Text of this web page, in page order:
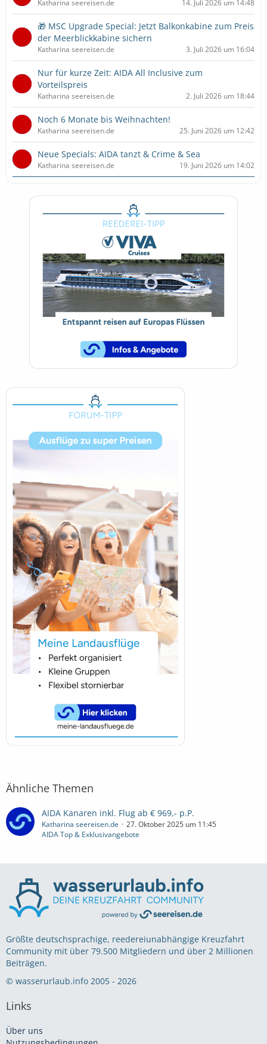
Katharina seereisen.de 14. Juli 2026 um 14:48
🎁 MSC Upgrade Special: Jetzt Balkonkabine zum Preis
der Meerblickkabine sichern
Katharina seereisen.de 3. Juli 2026 um 16:04
Nur für kurze Zeit: AIDA All Inclusive zum
Vorteilspreis
Katharina seereisen.de 2. Juli 2026 um 18:44
Noch 6 Monate bis Weihnachten!
Katharina seereisen.de 25. Juni 2026 um 12:42
Neue Specials: AIDA tanzt & Crime & Sea
Katharina seereisen.de 19. Juni 2026 um 14:02
Ähnliche Themen
AIDA Kanaren inkl. Flug ab € 969,- p.P.
Katharina seereisen.de
27. Oktober 2025 um 11:45
AIDA Top & Exklusivangebote
Größte deutschsprachige, reedereiunabhängige Kreuzfahrt
Community mit über 79.500 Mitgliedern und über 2 Millionen
Beiträgen.
© wasserurlaub.info 2005 - 2026
Links
Über uns